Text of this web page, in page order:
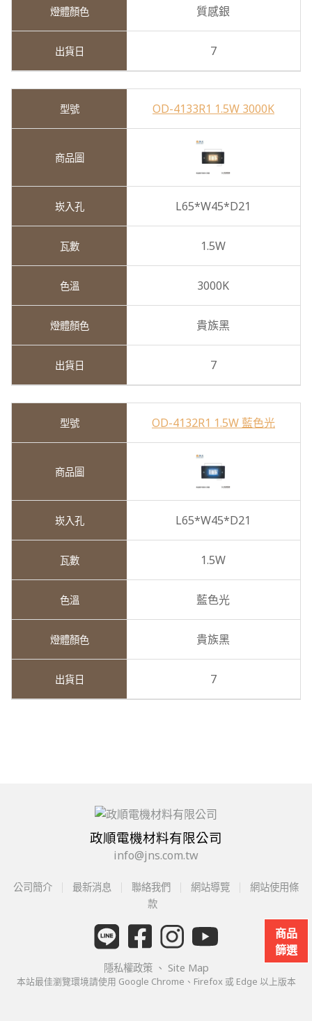
商品
篩選
質感銀
7
OD-4133R1 1.5W 3000K
L65*W45*D21
1.5W
3000K
貴族黑
7
OD-4132R1 1.5W 藍色光
L65*W45*D21
1.5W
藍色光
貴族黑
7
政順電機材料有限公司
info@jns.com.tw
公司簡介 最新消息 聯絡我們 網站導覽
網站使用條
款
隱私權政策 、 Site Map
本站最佳瀏覽環境請使用 Google Chrome、Firefox 或 Edge 以上版本